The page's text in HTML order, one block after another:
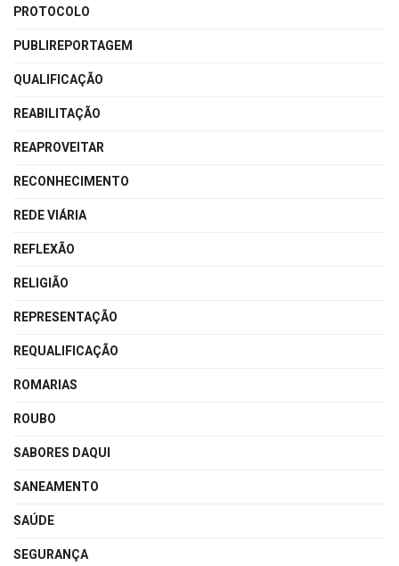
PROTOCOLO
PUBLIREPORTAGEM
QUALIFICAÇÃO
REABILITAÇÃO
REAPROVEITAR
RECONHECIMENTO
REDE VIÁRIA
REFLEXÃO
RELIGIÃO
REPRESENTAÇÃO
REQUALIFICAÇÃO
ROMARIAS
ROUBO
SABORES DAQUI
SANEAMENTO
SAÚDE
SEGURANÇA